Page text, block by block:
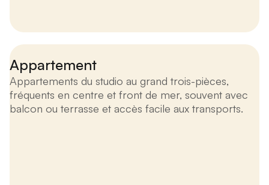
Appartement
Appartements du studio au grand trois-pièces,
fréquents en centre et front de mer, souvent avec
balcon ou terrasse et accès facile aux transports.